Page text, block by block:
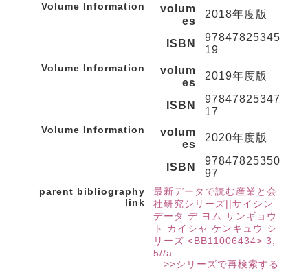
Volume Information
volum
es
2018年度版
ISBN
97847825345
19
Volume Information
volum
es
2019年度版
ISBN
97847825347
17
Volume Information
volum
es
2020年度版
ISBN
97847825350
97
parent bibliography
link
最新データで読む産業と会
社研究シリーズ||サイシン
データ デ ヨム サンギョウ
ト カイシャ ケンキュウ シ
リーズ <BB11006434> 3,
5//a
>>シリーズで再検索する